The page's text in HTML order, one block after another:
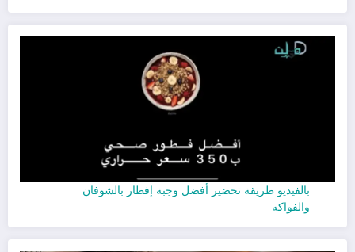
بالفيديو طريقة تحضير أفضل وجبة إفطار بالشوفان
والفواكه